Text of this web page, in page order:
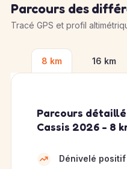
Parcours des
Tracé GPS et profil
8 km 16 km
Parcours
Cassis 2026 - 8
Dénivelé positif